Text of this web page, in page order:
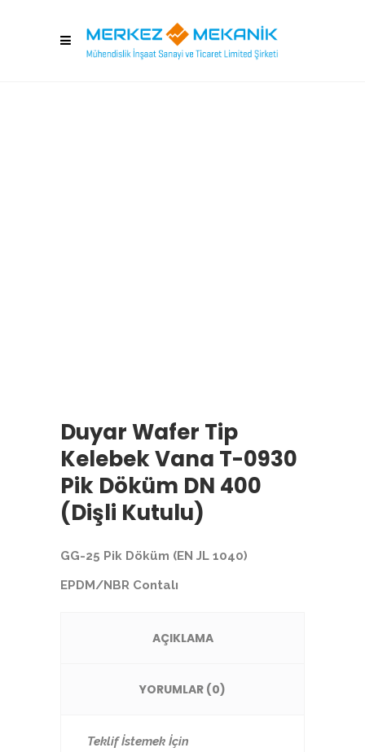
Duyar Wafer Tip
Kelebek Vana T-0930
Pik Döküm DN 400
(Dişli Kutulu)
GG-25 Pik Döküm (EN JL 1040)
EPDM/NBR Contalı
AÇIKLAMA
YORUMLAR (0)
Teklif İstemek İçin